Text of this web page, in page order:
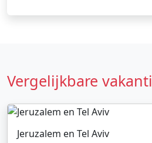
Vergelijkbare
Jeruzalem en Tel Aviv